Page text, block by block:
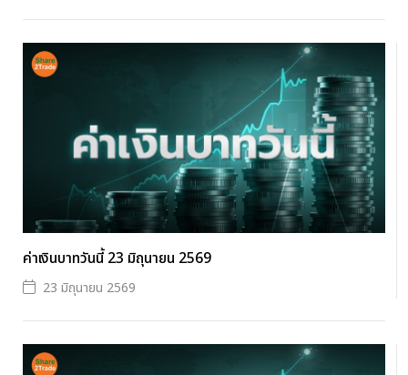
ค่าเงินบาทวันนี้ 23 มิถุนายน 2569
23 มิถุนายน 2569